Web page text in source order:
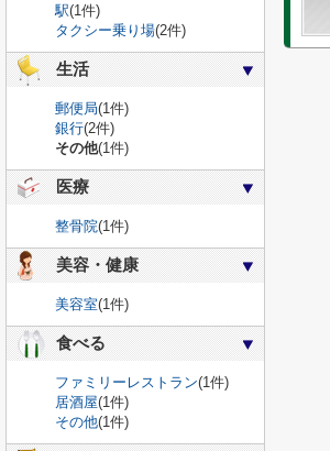
駅(1件)
タクシー乗り場(2件)
生活
郵便局(1件)
銀行(2件)
その他(1件)
医療
整骨院(1件)
美容・健康
美容室(1件)
食べる
ファミリーレストラン(1件)
居酒屋(1件)
その他(1件)